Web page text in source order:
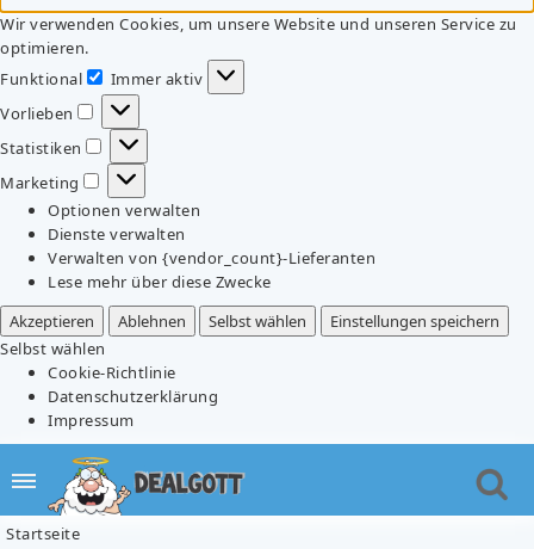
Wir verwenden Cookies, um unsere Website und unseren Service zu
optimieren.
Funktional
Funktional
Immer aktiv
Vorlieben
Vorlieben
Statistiken
Statistiken
Marketing
Marketing
Optionen verwalten
Dienste verwalten
Verwalten von {vendor_count}-Lieferanten
Lese mehr über diese Zwecke
Akzeptieren
Ablehnen Selbst wählen
Einstellungen speichern
Selbst wählen
Cookie-Richtlinie
Datenschutzerklärung
Impressum
Startseite